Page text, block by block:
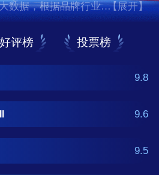
数据，根据品牌行业评
标依据，评选出了珐
前十名分别是红妆
奇美拉/CHIMERA、
冠带 。如果您正在查
那么本珐琅胸针十大
参考，我们致力于用
针品牌推荐，让您选
一次)
【展开】
好评榜 投票榜
9.8
9.6
9.5